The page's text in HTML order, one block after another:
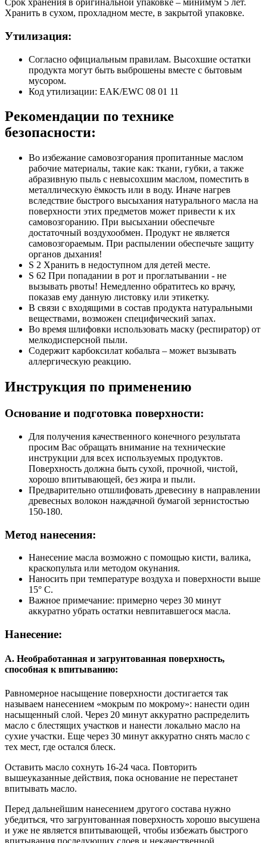
Срок хранения в оригинальной упаковке – минимум 5 лет.
Хранить в сухом, прохладном месте, в закрытой упаковке.
Утилизация:
Согласно официальным правилам. Высохшие остатки
продукта могут быть выброшены вместе с бытовым
мусором.
Код утилизации: EAK/EWC 08 01 11
Рекомендации по технике
безопасности:
Во избежание самовозгорания пропитанные маслом
рабочие материалы, такие как: ткани, губки, а также
абразивную пыль с невысохшим маслом, поместить в
металлическую ёмкость или в воду. Иначе нагрев
вследствие быстрого высыхания натурального масла на
поверхности этих предметов может привести к их
самовозгоранию. При высыхании обеспечьте
достаточный воздухообмен. Продукт не является
самовозгораемым. При распылении обеспечьте защиту
органов дыхания!
S 2 Хранить в недоступном для детей месте.
S 62 При попадании в рот и проглатывании - не
вызывать рвоты! Немедленно обратитесь ко врачу,
показав ему данную листовку или этикетку.
В связи с входящими в состав продукта натуральными
веществами, возможен специфический запах.
Во время шлифовки использовать маску (респиратор) от
мелкодисперсной пыли.
Содержит карбоксилат кобальта – может вызывать
аллергическую реакцию.
Инструкция по применению
Основание и подготовка поверхности:
Для получения качественного конечного результата
просим Вас обращать внимание на технические
инструкции для всех используемых продуктов.
Поверхность должна быть сухой, прочной, чистой,
хорошо впитывающей, без жира и пыли.
Предварительно отшлифовать древесину в направлении
древесных волокон наждачной бумагой зернистостью
150-180.
Метод нанесения:
Нанесение масла возможно с помощью кисти, валика,
краскопульта или методом окунания.
Наносить при температуре воздуха и поверхности выше
15° С.
Важное примечание: примерно через 30 минут
аккуратно убрать остатки невпитавшегося масла.
Нанесение:
А. Необработанная и загрунтованная поверхность,
способная к впитыванию:
Равномерное насыщение поверхности достигается так
называем нанесением «мокрым по мокрому»: нанести один
насыщенный слой. Через 20 минут аккуратно распределить
масло с блестящих участков и нанести локально масло на
сухие участки. Еще через 30 минут аккуратно снять масло с
тех мест, где остался блеск.
Оставить масло сохнуть 16-24 часа. Повторить
вышеуказанные действия, пока основание не перестанет
впитывать масло.
Перед дальнейшим нанесением другого состава нужно
убедиться, что загрунтованная поверхность хорошо высушена
и уже не является впитывающей, чтобы избежать быстрого
впитывания последующих слоев и некачественной